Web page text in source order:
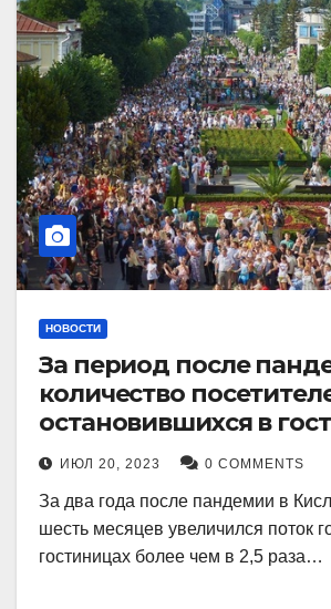
НОВОСТИ
За период после
количество
остановившихся в
Кисловодска, выросло
ИЮЛ 20, 2023 0 COMMENTS
За два года после пандемии в
шесть месяцев увеличился поток
гостиницах более чем в 2,5 раза…